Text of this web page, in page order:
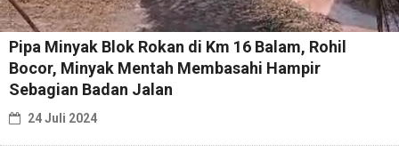
Pipa Minyak Blok Rokan di Km 16 Balam, Rohil
Bocor, Minyak Mentah Membasahi Hampir
Sebagian Badan Jalan
24 Juli 2024